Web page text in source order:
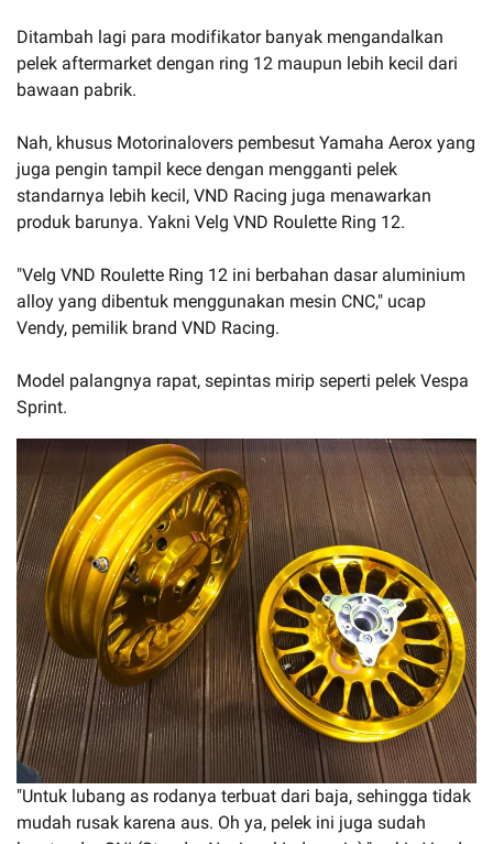
Ditambah lagi para modifikator banyak mengandalkan
pelek aftermarket dengan ring 12 maupun lebih kecil dari
bawaan pabrik.
Nah, khusus Motorinalovers pembesut Yamaha Aerox yang
juga pengin tampil kece dengan mengganti pelek
standarnya lebih kecil, VND Racing juga menawarkan
produk barunya. Yakni Velg VND Roulette Ring 12.
"Velg VND Roulette Ring 12 ini berbahan dasar aluminium
alloy yang dibentuk menggunakan mesin CNC," ucap
Vendy, pemilik brand VND Racing.
Model palangnya rapat, sepintas mirip seperti pelek Vespa
Sprint.
"Untuk lubang as rodanya terbuat dari baja, sehingga tidak
mudah rusak karena aus. Oh ya, pelek ini juga sudah